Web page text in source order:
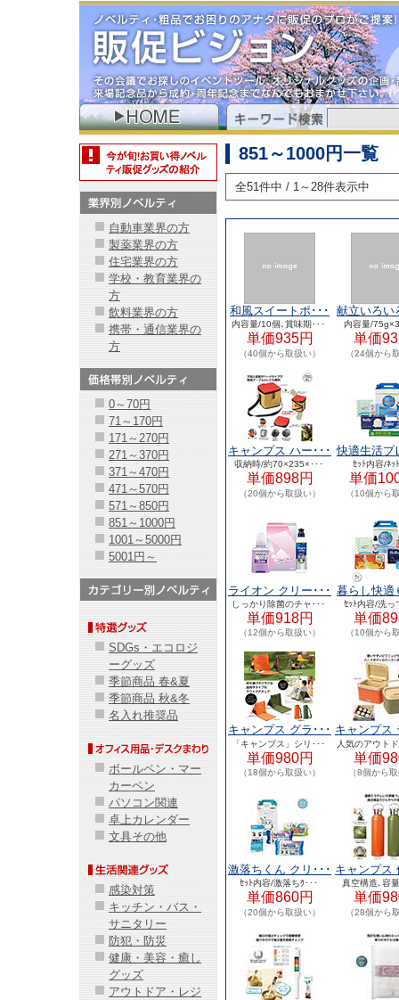
851～1000円一覧
全51件中 / 1～28件表示中
和風スイートポ･･･
内容量/10個､賞味期･･･
単価935円
（40個から取扱い）
献立いろい
内容量/
単価
（24個から
キャンプス ハー･･･
収納時/約70×235×･･･
単価898円
（20個から取扱い）
快適生活プ
ｾｯﾄ内容/ﾈｯ
単価
（10個から
ライオン クリー･･･
しっかり除菌のチャ･･･
単価918円
（12個から取扱い）
暮らし快適
ｾｯﾄ内容/洗っ
単価
（10個から
キャンプス グラ･･･
「キャンプス」シリ･･･
単価980円
（18個から取扱い）
キャンプス
人気のアウト
単価
（8個から
激落ちくん クリ･･･
ｾｯﾄ内容/激落ちｸ･･･
単価860円
（20個から取扱い）
キャンプス
真空構造､容
単価
（28個から
自動車業界の方
製薬業界の方
住宅業界の方
学校・教育業界の
方
飲料業界の方
携帯・通信業界の
方
0～70円
71～170円
171～270円
271～370円
371～470円
471～570円
571～850円
851～1000円
1001～5000円
5001円～
SDGs・エコロジ
ーグッズ
季節商品 春&夏
季節商品 秋&冬
名入れ推奨品
ボールペン・マー
カーペン
パソコン関連
卓上カレンダー
文具その他
感染対策
キッチン・バス・
サニタリー
防犯・防災
健康・美容・癒し
グッズ
アウトドア・レジ